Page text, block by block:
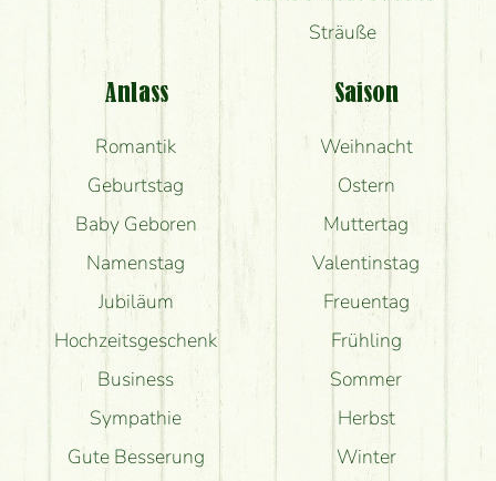
Sträuße
Anlass
Romantik
Geburtstag
Baby Geboren
Namenstag
Jubiläum
Hochzeitsgeschenk
Business
Sympathie
Gute Besserung
Saison
Weihnacht
Ostern
Muttertag
Valentinstag
Freuentag
Frühling
Sommer
Herbst
Winter